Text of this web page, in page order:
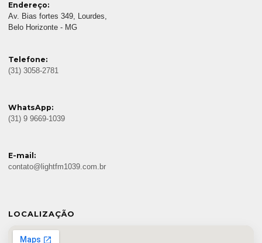
Endereço:
Av. Bias fortes 349, Lourdes,
Belo Horizonte - MG
Telefone:
(31) 3058-2781
WhatsApp:
(31) 9 9669-1039
E-mail:
contato@lightfm1039.com.br
LOCALIZAÇÃO